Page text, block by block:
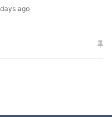
ago
में धक्का… आरोपियों ने